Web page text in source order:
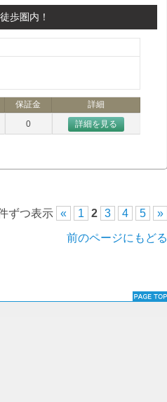
歩圏内！
保証金 詳細
0 詳細を見る
ずつ表示 « 1 2 3 4 5 »
前のページにもどる